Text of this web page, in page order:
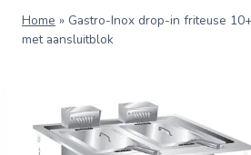
Home » Gastro-Inox drop-in friteuse
met aansluitblok